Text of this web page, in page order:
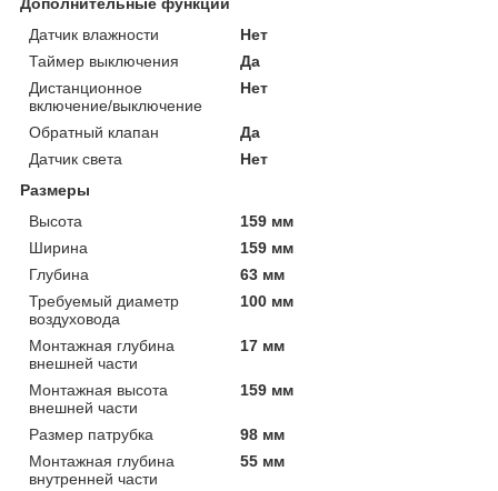
Дополнительные функции
Датчик влажности
Нет
Таймер выключения
Да
Дистанционное
включение/выключение
Нет
Обратный клапан
Да
Датчик света
Нет
Размеры
Высота
159 мм
Ширина
159 мм
Глубина
63 мм
Требуемый диаметр
воздуховода
100 мм
Монтажная глубина
внешней части
17 мм
Монтажная высота
внешней части
159 мм
Размер патрубка
98 мм
Монтажная глубина
внутренней части
55 мм